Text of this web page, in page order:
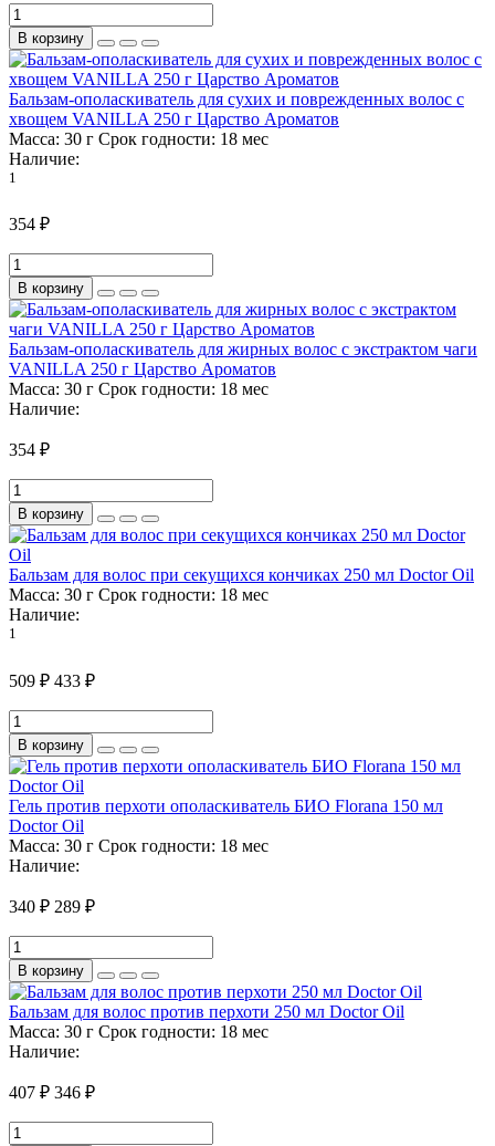
В корзину
Бальзам-ополаскиватель для сухих и поврежденных волос с
хвощем VANILLA 250 г Царство Ароматов
Масса: 30 г Срок годности: 18 мес
Наличие:
1
354 ₽
В корзину
Бальзам-ополаскиватель для жирных волос с экстрактом чаги
VANILLA 250 г Царство Ароматов
Масса: 30 г Срок годности: 18 мес
Наличие:
354 ₽
В корзину
Бальзам для волос при секущихся кончиках 250 мл Doctor Oil
Масса: 30 г Срок годности: 18 мес
Наличие:
1
509 ₽ 433 ₽
В корзину
Гель против перхоти ополаскиватель БИО Florana 150 мл
Doctor Oil
Масса: 30 г Срок годности: 18 мес
Наличие:
340 ₽ 289 ₽
В корзину
Бальзам для волос против перхоти 250 мл Doctor Oil
Масса: 30 г Срок годности: 18 мес
Наличие:
407 ₽ 346 ₽